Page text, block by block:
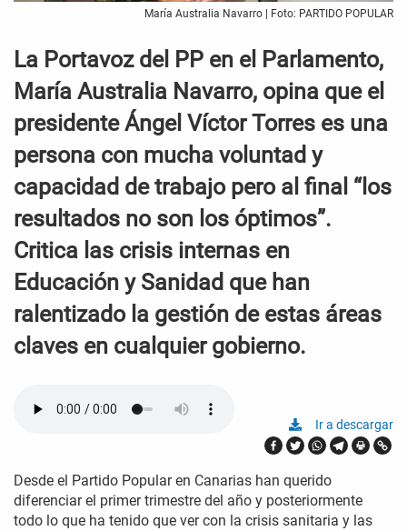
María Australia Navarro | Foto: PARTIDO POPULAR
La Portavoz del PP en el Parlamento,
María Australia Navarro, opina que el
presidente Ángel Víctor Torres es una
persona con mucha voluntad y
capacidad de trabajo pero al final “los
resultados no son los óptimos”.
Critica las crisis internas en
Educación y Sanidad que han
ralentizado la gestión de estas áreas
claves en cualquier gobierno.
Ir a descargar
Desde el Partido Popular en Canarias han querido
diferenciar el primer trimestre del año y posteriormente
todo lo que ha tenido que ver con la crisis sanitaria y las